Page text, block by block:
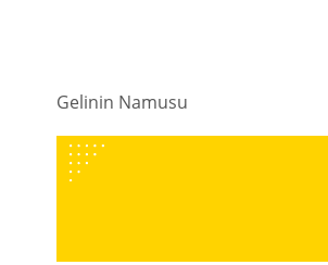
Gelinin Namusu